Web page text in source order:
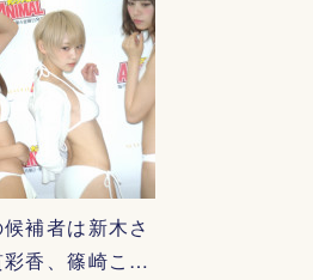
補者は新木さ
彩香、篠崎こ…